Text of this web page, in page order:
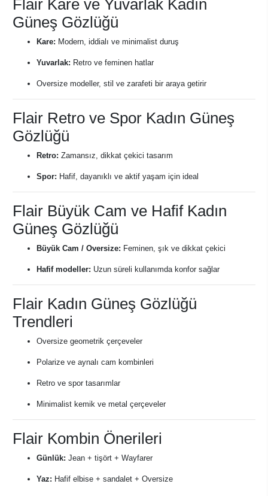
Flair Kare ve Yuvarlak Kadın
Güneş Gözlüğü
Kare: Modern, iddialı ve minimalist duruş
Yuvarlak: Retro ve feminen hatlar
Oversize modeller, stil ve zarafeti bir araya getirir
Flair Retro ve Spor Kadın Güneş
Gözlüğü
Retro: Zamansız, dikkat çekici tasarım
Spor: Hafif, dayanıklı ve aktif yaşam için ideal
Flair Büyük Cam ve Hafif Kadın
Güneş Gözlüğü
Büyük Cam / Oversize: Feminen, şık ve dikkat çekici
Hafif modeller: Uzun süreli kullanımda konfor sağlar
Flair Kadın Güneş Gözlüğü
Trendleri
Oversize geometrik çerçeveler
Polarize ve aynalı cam kombinleri
Retro ve spor tasarımlar
Minimalist kemik ve metal çerçeveler
Flair Kombin Önerileri
Günlük: Jean + tişört + Wayfarer
Yaz: Hafif elbise + sandalet + Oversize